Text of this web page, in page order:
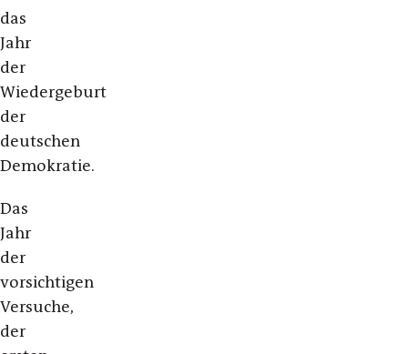
das
Jahr
der
Wiedergeburt
der
deutschen
Demokratie.
Das
Jahr
der
vorsichtigen
Versuche,
der